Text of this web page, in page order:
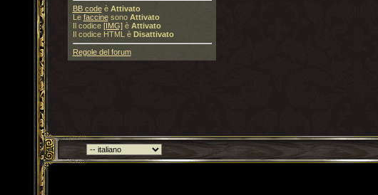
BB codeè Attivato
Le faccinesono Attivato
Il codice [IMG]è Attivato
Il codice HTML è Disattivato
Regole del forum